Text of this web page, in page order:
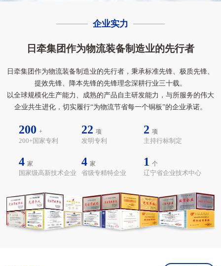
企业实力
日牵集团作为物流装备制造业的先行者
日牵集团作为物流装备制造业的先行者，秉承标准先锋、极质先锋、
提效先锋、降本先锋的先锋理念深耕行业三十载。
以全球规模化生产能力、成熟的产品自主研发能力，与所服务的伟大
企业共生进化，切实履行“为物流节省每一个铜板”的企业承诺。
200 +
200+国家专利
22 项
发明专利
2 项
主持行标制定
4 家
国家级高新技术企业
4 家
省级专精特企业
1 个
辽宁省企业技术中心